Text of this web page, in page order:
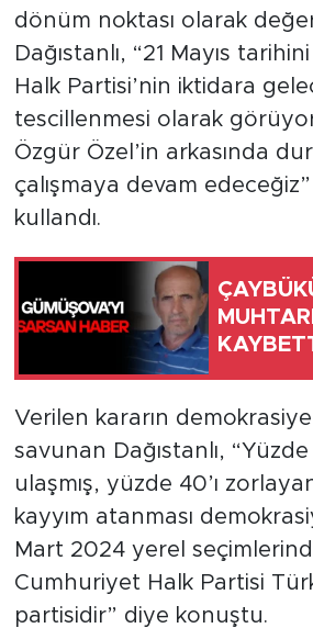
dönüm noktası olarak
Dağıstanlı, “21 Mayıs
Halk Partisi’nin iktidara
tescillenmesi olarak
Özgür Özel’in arkasında
çalışmaya devam
kullandı.
Verilen kararın
savunan Dağıstanlı,
ulaşmış, yüzde 40’ı
kayyım atanması
Mart 2024 yerel
Cumhuriyet Halk Partisi
partisidir” diye konuştu.